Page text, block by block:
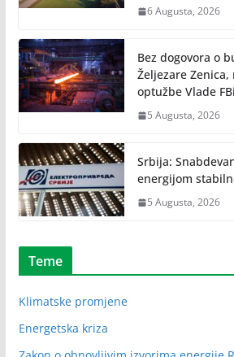
6 Augusta, 2026
Bez dogovora o
Željezare
optužbe Vlade
5 Augusta, 2026
Srbija:
energijom
5 Augusta, 2026
Teme
Klimatske promjene
Energetska kriza